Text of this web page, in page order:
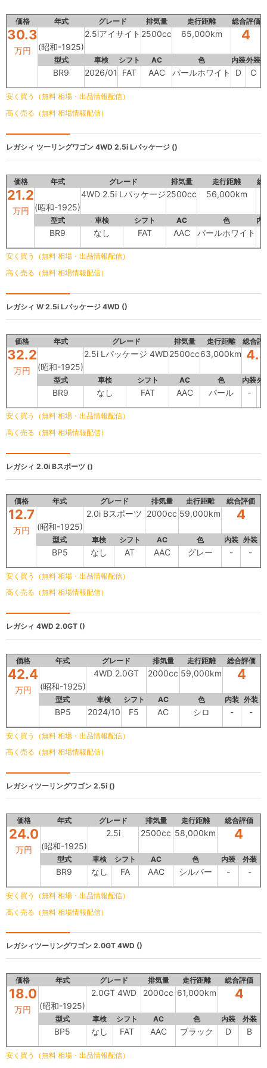
価格 年式 グレード 排気量 走行距離 総合評価
30.3
万円 (昭和-1925)
2.5iアイサイト 2500cc 65,000km 4
型式 車検 シフト AC 色 内装外装
BR9 2026/01 FAT AAC パールホワイト D C
安く買う（無料 相場・出品情報配信）
高く売る（無料 相場情報配信）
レガシィ ツーリングワゴン 4WD 2.5i Lパッケージ ()
価格 年式 グレード 排気量 走行距離 総
21.2
万円 (昭和-1925)
4WD 2.5i Lパッケージ2500cc 56,000km
型式 車検 シフト AC 色 内
BR9 なし FAT AAC パールホワイト
安く買う（無料 相場・出品情報配信）
高く売る（無料 相場情報配信）
レガシィ W 2.5i Lパッケージ 4WD ()
価格 年式 グレード 排気量 走行距離 総合評
32.2
万円 (昭和-1925)
2.5i Lパッケージ 4WD2500cc63,000km 4.5
型式 車検 シフト AC 色 内装外
BR9 なし FAT AAC パール -
安く買う（無料 相場・出品情報配信）
高く売る（無料 相場情報配信）
レガシィ 2.0i Bスポーツ ()
価格 年式 グレード 排気量 走行距離 総合評価
12.7
万円 (昭和-1925)
2.0i Bスポーツ 2000cc 59,000km 4
型式 車検 シフト AC 色 内装 外装
BP5 なし AT AAC グレー - -
安く買う（無料 相場・出品情報配信）
高く売る（無料 相場情報配信）
レガシィ 4WD 2.0GT ()
価格 年式 グレード 排気量 走行距離 総合評価
42.4
万円 (昭和-1925)
4WD 2.0GT 2000cc 59,000km 4
型式 車検 シフト AC 色 内装 外装
BP5 2024/10 F5 AC シロ - -
安く買う（無料 相場・出品情報配信）
高く売る（無料 相場情報配信）
レガシィツーリングワゴン 2.5i ()
価格 年式 グレード 排気量 走行距離 総合評価
24.0
万円 (昭和-1925)
2.5i 2500cc 58,000km 4
型式 車検 シフト AC 色 内装 外装
BR9 なし FA AAC シルバー - -
安く買う（無料 相場・出品情報配信）
高く売る（無料 相場情報配信）
レガシィツーリングワゴン 2.0GT 4WD ()
価格 年式 グレード 排気量 走行距離 総合評価
18.0
万円 (昭和-1925)
2.0GT 4WD 2000cc 61,000km 4
型式 車検 シフト AC 色 内装 外装
BP5 なし FAT AAC ブラック D B
安く買う（無料 相場・出品情報配信）